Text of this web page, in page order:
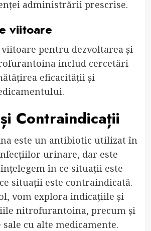
administrării prescrise.
viitoare
viitoare pentru dezvoltarea și
includ cercetări
eficacității și
Contraindicații
este un antibiotic utilizat în
urinare, dar este
în ce situații este
situații este contraindicată.
vom explora indicațiile și
nitrofurantoina, precum și
cu alte medicamente.